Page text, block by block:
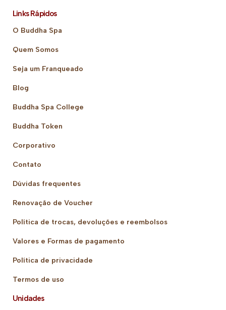
Links Rápidos
O Buddha Spa
Quem Somos
Seja um Franqueado
Blog
Buddha Spa College
Buddha Token
Corporativo
Contato
Dúvidas frequentes
Renovação de Voucher
Política de trocas, devoluções e reembolsos
Valores e Formas de pagamento
Política de privacidade
Termos de uso
Unidades